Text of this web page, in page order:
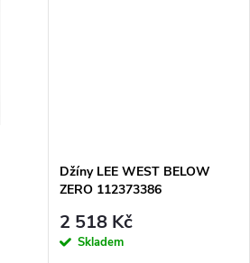
Džíny LEE WEST BELOW
ZERO 112373386
2 518 Kč
Skladem